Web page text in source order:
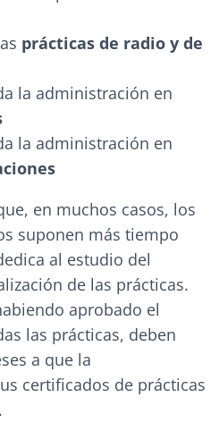
prácticas de radio y de
la administración en
la administración en
en muchos casos, los
suponen más tiempo
al estudio del
de las prácticas.
aprobado el
las prácticas, deben
a que la
certificados de prácticas